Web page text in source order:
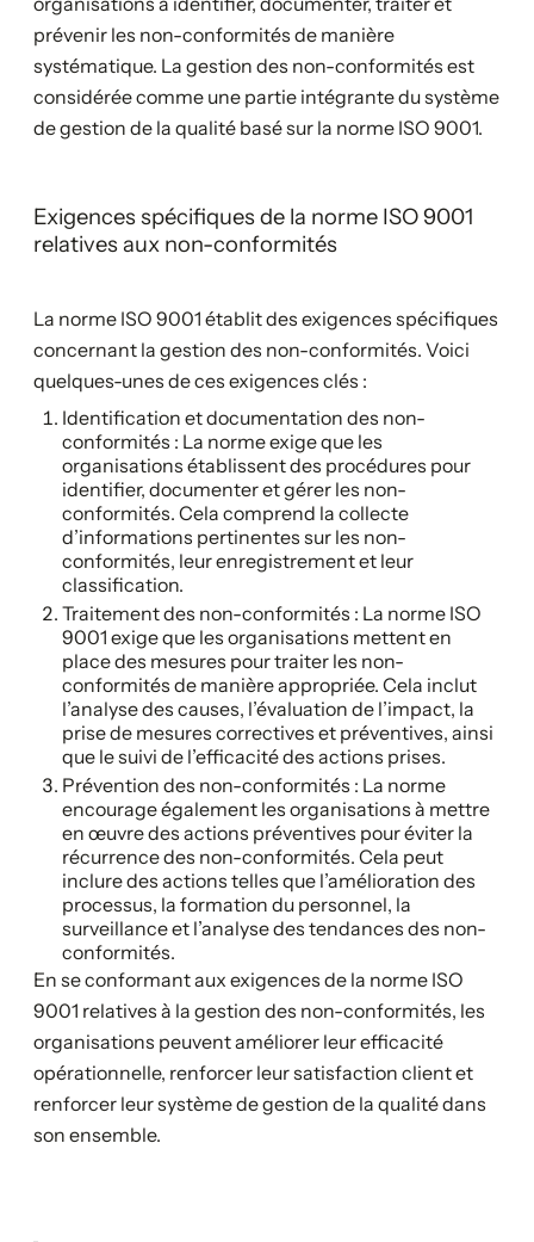
prévenir les non-conformités de manière
systématique. La gestion des non-conformités est
considérée comme une partie intégrante du système
de gestion de la qualité basé sur la norme ISO 9001.
Exigences spécifiques de la norme ISO 9001
relatives aux non-conformités
La norme ISO 9001 établit des exigences spécifiques
concernant la gestion des non-conformités. Voici
quelques-unes de ces exigences clés :
Identification et documentation des non-
conformités : La norme exige que les
organisations établissent des procédures pour
identifier, documenter et gérer les non-
conformités. Cela comprend la collecte
d’informations pertinentes sur les non-
conformités, leur enregistrement et leur
classification.
Traitement des non-conformités : La norme ISO
9001 exige que les organisations mettent en
place des mesures pour traiter les non-
conformités de manière appropriée. Cela inclut
l’analyse des causes, l’évaluation de l’impact, la
prise de mesures correctives et préventives, ainsi
que le suivi de l’efficacité des actions prises.
Prévention des non-conformités : La norme
encourage également les organisations à mettre
en œuvre des actions préventives pour éviter la
récurrence des non-conformités. Cela peut
inclure des actions telles que l’amélioration des
processus, la formation du personnel, la
surveillance et l’analyse des tendances des non-
conformités.
En se conformant aux exigences de la norme ISO
9001 relatives à la gestion des non-conformités, les
organisations peuvent améliorer leur efficacité
opérationnelle, renforcer leur satisfaction client et
renforcer leur système de gestion de la qualité dans
son ensemble.